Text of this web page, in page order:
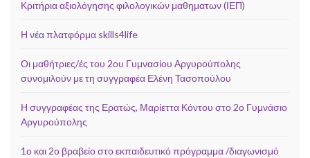
Κριτήρια αξιολόγησης φιλολογικών μαθηματων (ΙΕΠ)
Η νέα πλατφόρμα skills4life
Οι μαθήτριες/ές του 2ου Γυμνασίου Αργυρούπολης
συνομιλούν με τη συγγραφέα Ελένη Τασοπούλου
Η συγγραφέας της Ερατώς, Μαρίεττα Κόντου στο 2ο Γυμνάσιο
Αργυρούπολης
1ο και 2ο βραβείο στο εκπαιδευτικό πρόγραμμα /διαγωνισμό